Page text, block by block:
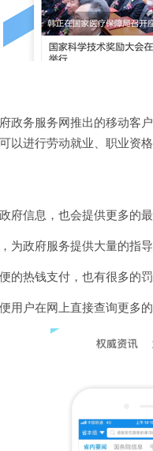
政务服务网推出的移动客
以进行劳动就业、职业资
府信息，也会提供更多的最
为政府服务提供大量的指导
的热钱支付，也有很多的罚
用户在网上直接查询更多的